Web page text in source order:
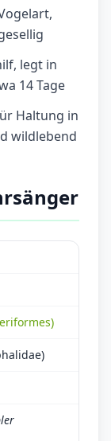
legt in
14 Tage
Haltung in
wildlebend